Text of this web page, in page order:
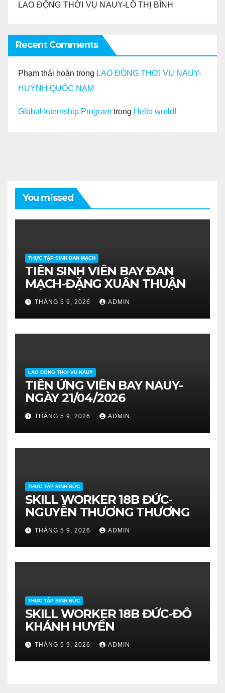
LAO ĐỘNG THỜI VỤ NAUY-LÔ THỊ BÌNH
Recent Comments
Phạm thái hoàn trong LAO ĐỘNG THỜI VỤ NAUY-
HUỲNH QUỐC NAM
Global Internship Program trong Hello world!
You missed
THỰC TẬP SINH ĐAN MẠCH
TIỄN SINH VIÊN BAY ĐAN
MẠCH-ĐẶNG XUÂN THUẬN
THÁNG 5 9, 2026 ADMIN
LAO DONG THOI VU NAUY
TIỄN ỨNG VIÊN BAY NAUY-
NGÀY 21/04/2026
THÁNG 5 9, 2026 ADMIN
THỰC TẬP SINH ĐỨC
SKILL WORKER 18B ĐỨC-
NGUYỄN THƯƠNG THƯƠNG
THÁNG 5 9, 2026 ADMIN
THỰC TẬP SINH ĐỨC
SKILL WORKER 18B ĐỨC-ĐỖ
KHÁNH HUYỀN
THÁNG 5 9, 2026 ADMIN